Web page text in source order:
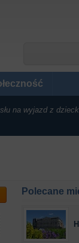
na wyjazd z
Polecane